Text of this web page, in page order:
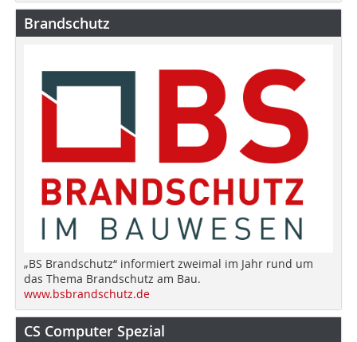
Brandschutz
„BS Brandschutz“ informiert zweimal im Jahr rund um
das Thema Brandschutz am Bau.
www.bsbrandschutz.de
CS Computer Spezial